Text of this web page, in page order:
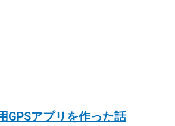
GPSアプリを作った話